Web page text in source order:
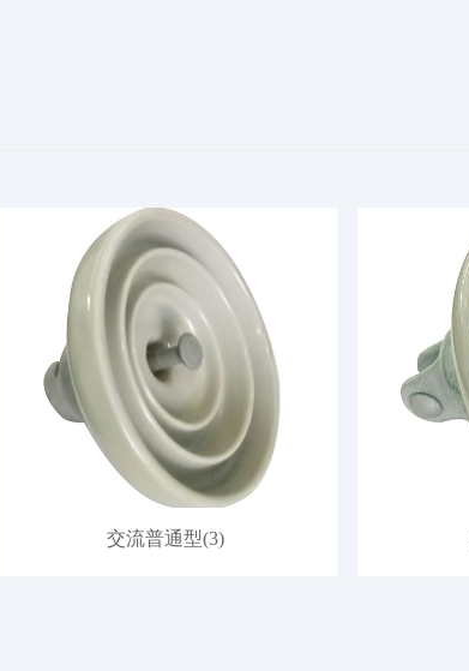
交流普通型(3)